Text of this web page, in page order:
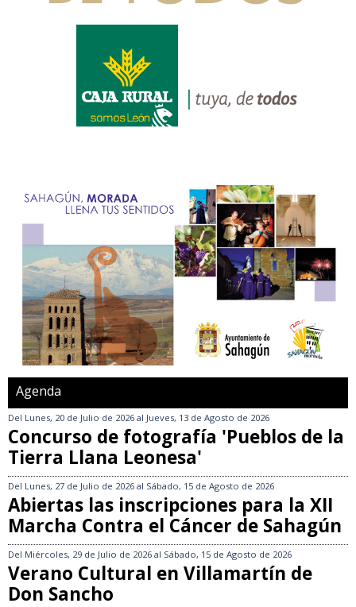
Agenda
Del Lunes, 20 de Julio de 2026 al Jueves, 13 de Agosto de 2026
Concurso de fotografía 'Pueblos de la
Tierra Llana Leonesa'
Del Lunes, 27 de Julio de 2026 al Sábado, 15 de Agosto de 2026
Abiertas las inscripciones para la XII
Marcha Contra el Cáncer de Sahagún
Del Miércoles, 29 de Julio de 2026 al Sábado, 15 de Agosto de 2026
Verano Cultural en Villamartín de
Don Sancho